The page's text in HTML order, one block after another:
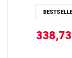
338,73